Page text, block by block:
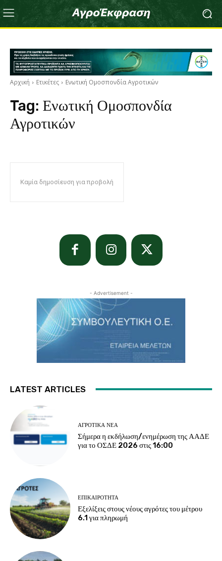
Αρχική Ετικέτες Ενωτική Ομοσπονδία Αγροτικών
Tag: Ενωτική Ομοσπονδία
Αγροτικών
Καμία δημοσίευση για προβολή
- Advertisement -
LATEST ARTICLES
ΑΓΡΟΤΙΚΆ ΝΈΑ
Σήμερα η εκδήλωση/ενημέρωση της ΑΑΔΕ
για το ΟΣΔΕ 2026 στις 16:00
ΕΠΙΚΑΙΡΌΤΗΤΑ
Εξελίξεις στους νέους αγρότες του μέτρου
6.1 για πληρωμή